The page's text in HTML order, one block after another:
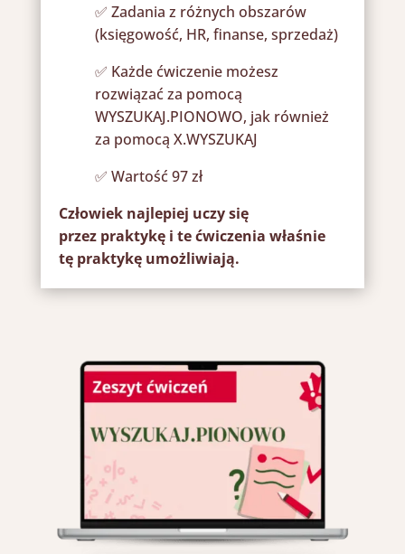
✅ Zadania z różnych obszarów
(księgowość, HR, finanse, sprzedaż)
✅ Każde ćwiczenie możesz
rozwiązać za pomocą
WYSZUKAJ.PIONOWO, jak również
za pomocą X.WYSZUKAJ
✅ Wartość 97 zł
Człowiek najlepiej uczy się
przez praktykę i te ćwiczenia właśnie
tę praktykę umożliwiają.